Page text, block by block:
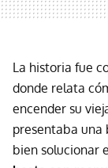
La historia fue
donde relata
encender su
presentaba una
bien solucionar